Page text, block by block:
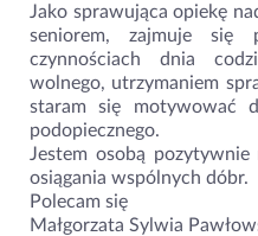
Jako sprawująca opiekę
seniorem, zajmuje się
czynnościach dnia
wolnego, utrzymaniem
staram się motywować
podopiecznego.
Jestem osobą
osiągania wspólnych dóbr.
Polecam się
Małgorzata Sylwia